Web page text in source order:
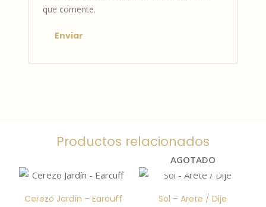
que comente.
Productos relacionados
Cerezo Jardín – Earcuff
Este
AGOTADO
Sol – Arete / Dije